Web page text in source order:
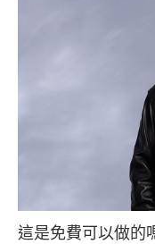
這是免費可以做